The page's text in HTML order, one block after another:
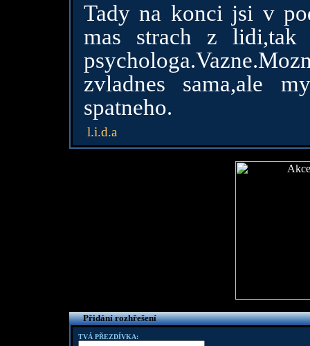
Tady na konci jsi v
mas strach z
zvladnes sama,ale
spatneho.
l.i.d.a
Přidání rozhřešení
TVÁ PŘEZDÍVKA: